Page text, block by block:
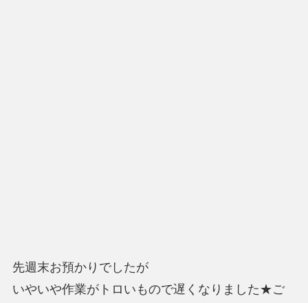
先週末お預かりでしたが
いやいや作業がトロいもので遅くなりました★ご